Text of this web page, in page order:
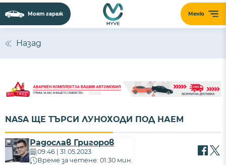
Меню
Моят гараж
Назад
NASA ЩЕ ТЪРСИ ЛУНОХОДИ ПОД НАЕМ
Радослав Григоров
09:46 | 31.05.2023
Време за четене: 01:30 мин.